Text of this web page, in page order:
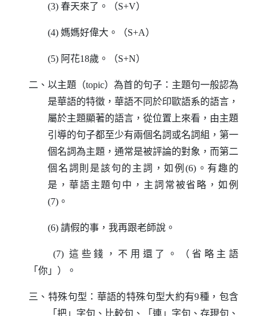
(3) 春天來了。（S+V）
(4) 媽媽好偉大。（S+A）
(5) 阿花18歲。（S+N）
二、以主題（topic）為首的句子：主題句一般認為
是華語的特徵，華語不同於印歐語系的語言，
屬於主題顯著的語言，從位置上來看，由主題
引導的句子都至少有兩個名詞或名詞組，第一
個名詞為主題，通常是被評論的對象，而第二
個名詞則是該句的主詞，如例(6)。有趣的
是，華語主題句中，主詞常被省略，如例
(7)。
(6) 請假的事，我再跟老師說。
(7) 這些錢，不用還了。（省略主語
「你」）。
三、特殊句型：華語的特殊句型大約有9種，包含
「把」字句、比較句、「連」字句、存現句、